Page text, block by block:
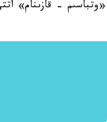
«وتباسىم - قازىنام»